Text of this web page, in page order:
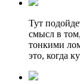
Тут
смысл в
тонкими
это, когда